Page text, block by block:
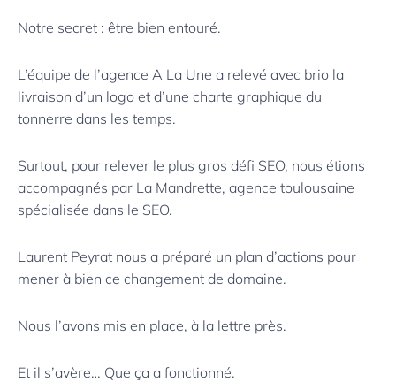
Notre secret : être bien entouré.
L’équipe de l’agence A La Une a relevé avec brio la
livraison d’un logo et d’une charte graphique du
tonnerre dans les temps.
Surtout, pour relever le plus gros défi SEO, nous étions
accompagnés par La Mandrette, agence toulousaine
spécialisée dans le SEO.
Laurent Peyrat nous a préparé un plan d’actions pour
mener à bien ce changement de domaine.
Nous l’avons mis en place, à la lettre près.
Et il s’avère… Que ça a fonctionné.